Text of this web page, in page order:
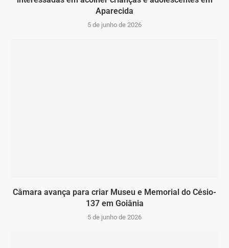
Aparecida
5 de junho de 2026
Câmara avança para criar Museu e Memorial do Césio-
137 em Goiânia
5 de junho de 2026